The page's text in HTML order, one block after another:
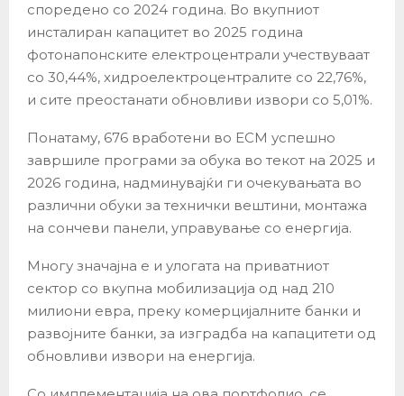
споредено со 2024 година. Во вкупниот
инсталиран капацитет во 2025 година
фотонапонските електроцентрали учествуваат
со 30,44%, хидроелектроцентралите со 22,76%,
и сите преостанати обновливи извори со 5,01%.
Понатаму, 676 вработени во ЕСМ успешно
завршиле програми за обука во текот на 2025 и
2026 година, надминувајќи ги очекувањата во
различни обуки за технички вештини, монтажа
на сончеви панели, управување со енергија.
Многу значајна е и улогата на приватниот
сектор со вкупна мобилизација од над 210
милиони евра, преку комерцијалните банки и
развојните банки, за изградба на капацитети од
обновливи извори на енергија.